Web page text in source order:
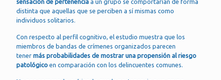
sensación de pertenencia a un grupo se comportarían de forma
distinta que aquellas que se perciben a sí mismas como
individuos solitarios.
Con respecto al perfil cognitivo, el estudio muestra que los
miembros de bandas de crímenes organizados parecen
tener más probabilidades de mostrar una propensión al riesgo
patológico en comparación con los delincuentes comunes.